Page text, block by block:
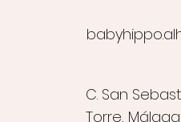
C. San
Torre, Málaga